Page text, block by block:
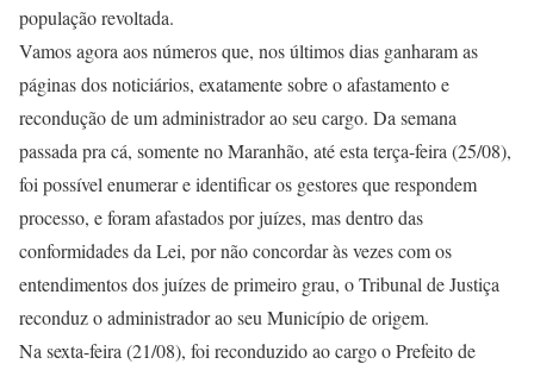
população revoltada.
Vamos agora aos números que, nos últimos dias ganharam as
páginas dos noticiários, exatamente sobre o afastamento e
recondução de um administrador ao seu cargo. Da semana
passada pra cá, somente no Maranhão, até esta terça-feira (25/08),
foi possível enumerar e identificar os gestores que respondem
processo, e foram afastados por juízes, mas dentro das
conformidades da Lei, por não concordar às vezes com os
entendimentos dos juízes de primeiro grau, o Tribunal de Justiça
reconduz o administrador ao seu Município de origem.
Na sexta-feira (21/08), foi reconduzido ao cargo o Prefeito de